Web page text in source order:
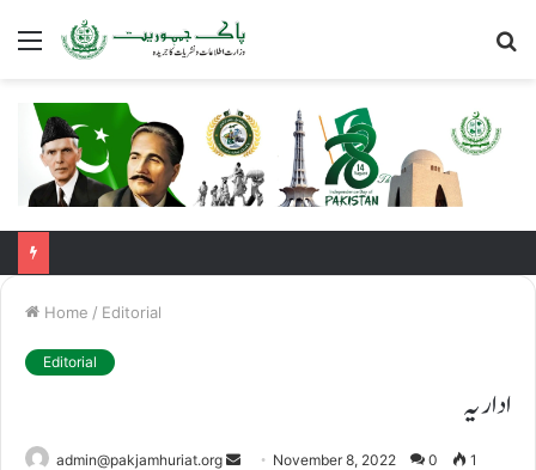
Menu
Home / Editorial
Editorial
اداریہ
admin@pakjamhuriat.org
Send November 8, 2022 0 1